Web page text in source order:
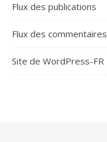
Flux des publications
Flux des commentaires
Site de WordPress-FR